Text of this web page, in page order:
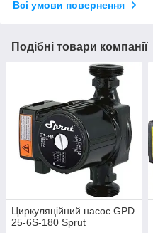
Всі умови повернення
Подібні товари компанії
Циркуляційний насос GPD
25-6S-180 Sprut